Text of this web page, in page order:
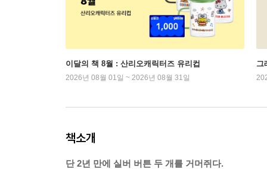
이달의 책 8월 : 산리오캐릭터즈 유리컵
2026년 08월 01일 ~ 2026년 08월 31일
그
책소개
단 2년 만에 실버 버튼 두 개를 거머쥐다.